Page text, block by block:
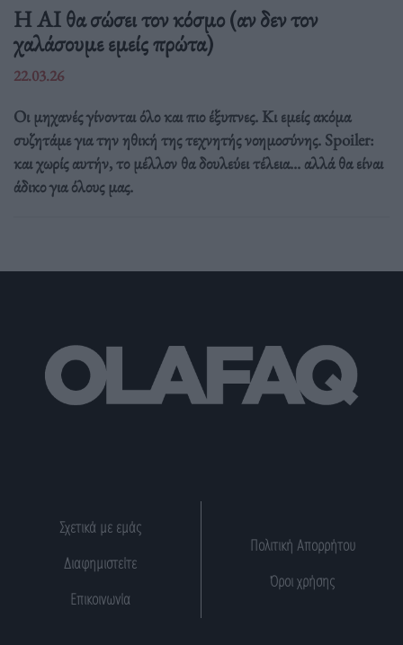
Η AI θα σώσει τον κόσμο (αν δεν τον
χαλάσουμε εμείς πρώτα)
22.03.26
Οι μηχανές γίνονται όλο και πιο έξυπνες. Κι εμείς ακόμα
συζητάμε για την ηθική της τεχνητής νοημοσύνης. Spoiler:
και χωρίς αυτήν, το μέλλον θα δουλεύει τέλεια... αλλά θα είναι
άδικο για όλους μας.
Σχετικά με εμάς
Διαφημιστείτε
Επικοινωνία
Πολιτική Απορρήτου
Όροι χρήσης